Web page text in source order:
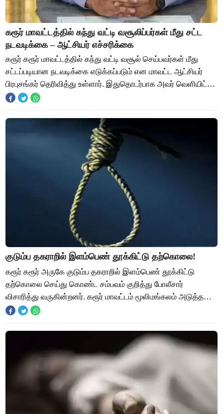
கரூர் மாவட்டத்தில் கந்து வட்டி வசூலிப்பர்கள் மீது சட்ட
நடவடிக்கை – ஆட்சியர் எச்சரிக்கை
கரூர் கரூர் மாவட்டத்தில் கந்து வட்டி வசூல் செய்பவர்கள் மீது
சட்டப்படியான நடவடிக்கை எடுக்கப்படும் என மாவட்ட ஆட்சியர்
பிரபுசங்கர் தெரிவித்து உள்ளார். இதுதொடர்பாக அவர் வெளியிட்டு
உள்ள செய்திக்குறிப்பில்
குடும்ப தகராறில் இளம்பெண் தூக்கிட்டு தற்கொலை!
கரூர் கரூர் அருகே குடும்ப தகராறில் இளம்பெண் தூக்கிட்டு
தற்கொலை செய்து கொண்ட சம்பவம் குறித்து போலீசார்
விசாரித்து வருகின்றனர். கரூர் மாவட்டம் மூலிமங்கலம் அடுத்த
அதியமான்கோட்டை கிராமத்தை சேர்ந்தவர் மார